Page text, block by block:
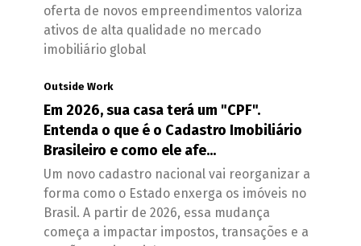
oferta de novos empreendimentos valoriza
ativos de alta qualidade no mercado
imobiliário global
Outside Work
Em 2026, sua casa terá um "CPF".
Entenda o que é o Cadastro Imobiliário
Brasileiro e como ele afe...
Um novo cadastro nacional vai reorganizar a
forma como o Estado enxerga os imóveis no
Brasil. A partir de 2026, essa mudança
começa a impactar impostos, transações e a